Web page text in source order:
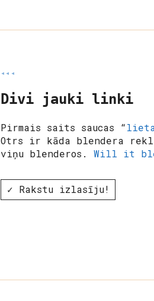
◂◂◂
Divi jauki linki
Pirmais saits saucas “
Otrs ir kāda blendera
viņu blenderos. Will it
✓ Rakstu izlasīju!